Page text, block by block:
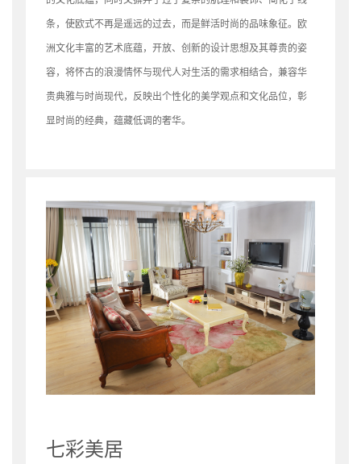
条，使欧式不再是遥远的过去，而是鲜活时尚的品味象征。欧
洲文化丰富的艺术底蕴，开放、创新的设计思想及其尊贵的姿
容，将怀古的浪漫情怀与现代人对生活的需求相结合，兼容华
贵典雅与时尚现代，反映出个性化的美学观点和文化品位，彰
显时尚的经典，蕴藏低调的奢华。
七彩美居